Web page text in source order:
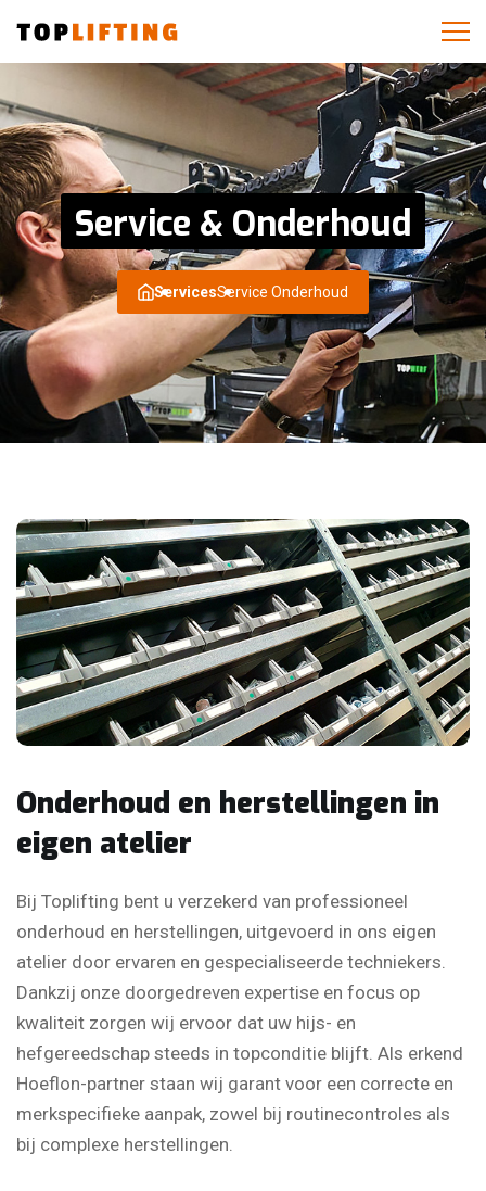
Service & Onderhoud
ServicesService Onderhoud
Onderhoud en herstellingen in
eigen atelier
Bij Toplifting bent u verzekerd van professioneel
onderhoud en herstellingen, uitgevoerd in ons eigen
atelier door ervaren en gespecialiseerde techniekers.
Dankzij onze doorgedreven expertise en focus op
kwaliteit zorgen wij ervoor dat uw hijs- en
hefgereedschap steeds in topconditie blijft. Als erkend
Hoeflon-partner staan wij garant voor een correcte en
merkspecifieke aanpak, zowel bij routinecontroles als
bij complexe herstellingen.